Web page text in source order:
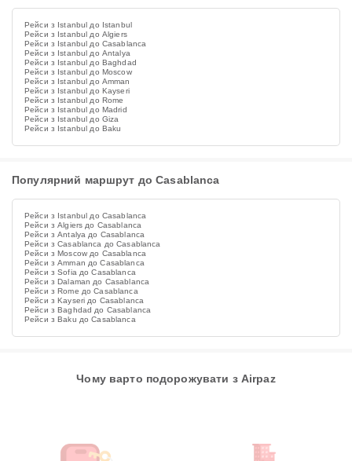
Рейси з Istanbul до Istanbul
Рейси з Istanbul до Algiers
Рейси з Istanbul до Casablanca
Рейси з Istanbul до Antalya
Рейси з Istanbul до Baghdad
Рейси з Istanbul до Moscow
Рейси з Istanbul до Amman
Рейси з Istanbul до Kayseri
Рейси з Istanbul до Rome
Рейси з Istanbul до Madrid
Рейси з Istanbul до Giza
Рейси з Istanbul до Baku
Популярний маршрут до Casablanca
Рейси з Istanbul до Casablanca
Рейси з Algiers до Casablanca
Рейси з Antalya до Casablanca
Рейси з Casablanca до Casablanca
Рейси з Moscow до Casablanca
Рейси з Amman до Casablanca
Рейси з Sofia до Casablanca
Рейси з Dalaman до Casablanca
Рейси з Rome до Casablanca
Рейси з Kayseri до Casablanca
Рейси з Baghdad до Casablanca
Рейси з Baku до Casablanca
Чому варто подорожувати з Airpaz